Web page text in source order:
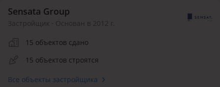
Инфраструктура внутри ЖК
Детская площадка
Воркаут площадка
Спортивная площадка
Безопасность
Sensata Group
Застройщик · Основан в 2012 г.
15 объектов сдано
15 объектов строятся
Все объекты застройщика